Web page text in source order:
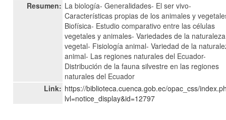
Resumen: La biología- Generalidades- El ser vivo-
Características propias de los animales y
Biofísica- Estudio comparativo entre las células
vegetales y animales- Variedades de la naturaleza
vegetal- Fisiología animal- Variedad de la
animal- Las regiones naturales del Ecuador-
Distribución de la fauna silvestre en las regiones
naturales del Ecuador
Link: https://biblioteca.cuenca.gob.ec/opac_css/
lvl=notice_display&id=12797